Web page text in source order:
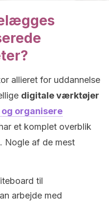
allieret for uddannelse
digitale værktøjer
organisere
et komplet overblik
Nogle af de mest
til
arbejde med